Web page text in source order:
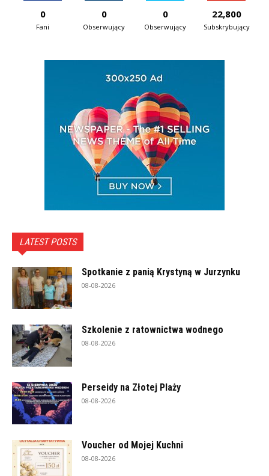
0
Fani
0
Obserwujący
0
Obserwujący
22,800
Subskrybujący
LATEST POSTS
Spotkanie z panią Krystyną w Jurzynku
08-08-2026
Szkolenie z ratownictwa wodnego
08-08-2026
Perseidy na Złotej Plaży
08-08-2026
Voucher od Mojej Kuchni
08-08-2026